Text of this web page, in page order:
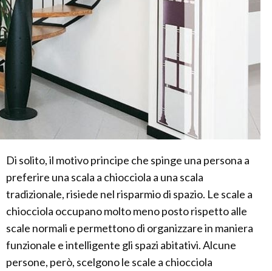
Di solito, il motivo principe che spinge una persona a
preferire una scala a chiocciola a una scala
tradizionale, risiede nel risparmio di spazio. Le scale a
chiocciola occupano molto meno posto rispetto alle
scale normali e permettono di organizzare in maniera
funzionale e intelligente gli spazi abitativi. Alcune
persone, però, scelgono le scale a chiocciola